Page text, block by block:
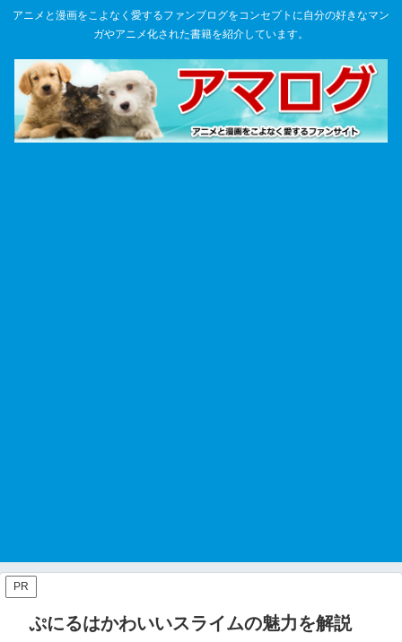
アニメと漫画をこよなく愛するファンブログをコンセプトに自分の好きなマン
ガやアニメ化された書籍を紹介しています。
PR
ぷにるはかわいいスライムの魅力を解説